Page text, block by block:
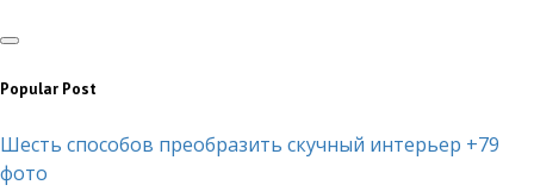
Popular Post
Шесть способов преобразить скучный интерьер +79
фото